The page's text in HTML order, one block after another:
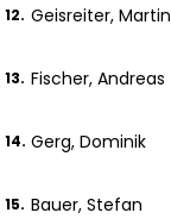
12. Geisreiter, Martin
13. Fischer, Andreas
14. Gerg, Dominik
15. Bauer, Stefan